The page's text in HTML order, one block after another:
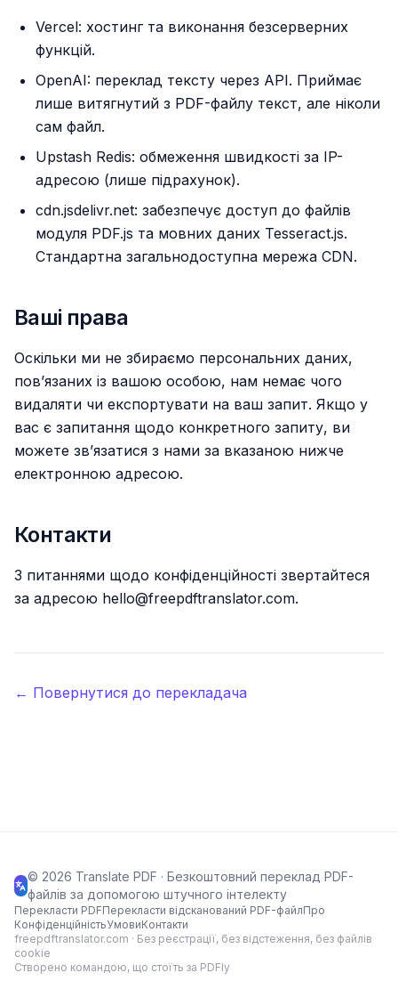
Vercel: хостинг та виконання безсерверних
функцій.
OpenAI: переклад тексту через API. Приймає
лише витягнутий з PDF-файлу текст, але ніколи
сам файл.
Upstash Redis: обмеження швидкості за IP-
адресою (лише підрахунок).
cdn.jsdelivr.net: забезпечує доступ до файлів
модуля PDF.js та мовних даних Tesseract.js.
Стандартна загальнодоступна мережа CDN.
Ваші права
Оскільки ми не збираємо персональних даних,
пов’язаних із вашою особою, нам немає чого
видаляти чи експортувати на ваш запит. Якщо у
вас є запитання щодо конкретного запиту, ви
можете зв’язатися з нами за вказаною нижче
електронною адресою.
Контакти
З питаннями щодо конфіденційності звертайтеся
за адресою hello@freepdftranslator.com.
← Повернутися до перекладача
© 2026 Translate PDF · Безкоштовний переклад PDF-
файлів за допомогою штучного інтелекту
Перекласти PDFПерекласти відсканований PDF-файлПро
КонфіденційністьУмовиКонтакти
freepdftranslator.com · Без реєстрації, без відстеження, без файлів
cookie
Створено командою, що стоїть за PDFly